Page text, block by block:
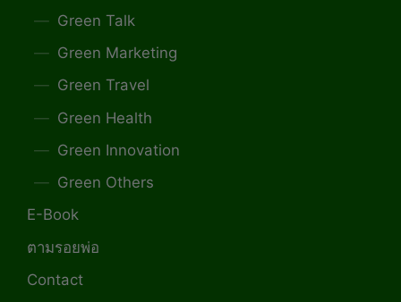
Green Talk
Green Marketing
Green Travel
Green Health
Green Innovation
Green Others
E-Book
ตามรอยพ่อ
Contact